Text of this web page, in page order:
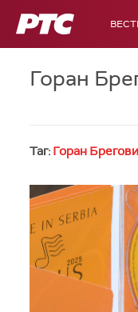
РТС
Горан
Таг: Горан